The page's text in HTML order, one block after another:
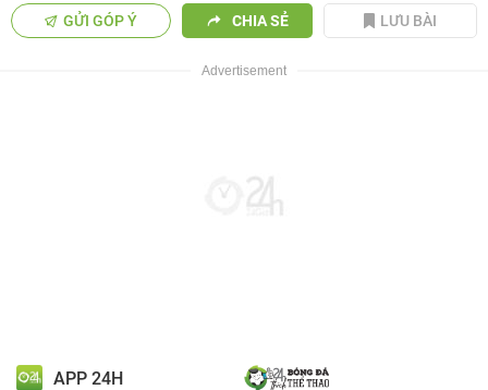
GỬI GÓP Ý CHIA SẺ LƯU BÀI
APP 24H